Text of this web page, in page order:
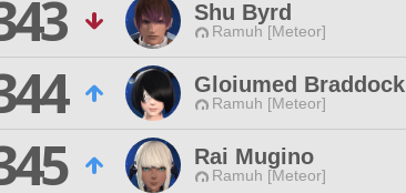
Shu Byrd
Ramuh [Meteor]
Gloiumed Braddock
Ramuh [Meteor]
Rai Mugino
Ramuh [Meteor]